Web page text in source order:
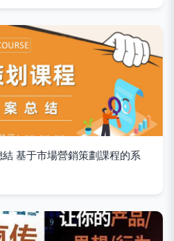
基于市場營銷策劃課程的系